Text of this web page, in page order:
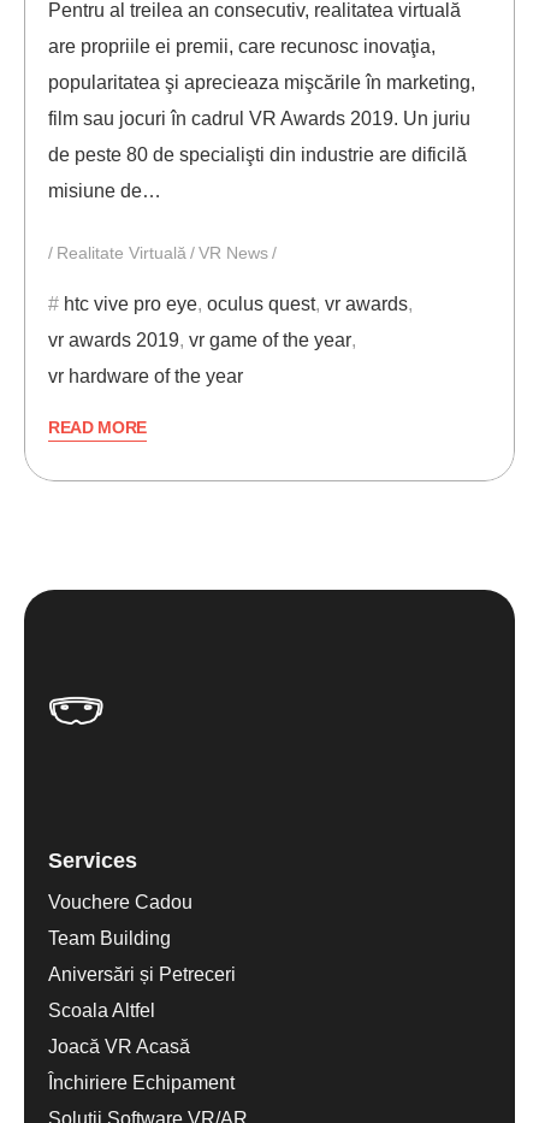
Pentru al treilea an consecutiv, realitatea virtuală
are propriile ei premii, care recunosc inovaţia,
popularitatea şi aprecieaza mişcările în marketing,
film sau jocuri în cadrul VR Awards 2019. Un juriu
de peste 80 de specialişti din industrie are dificilă
misiune de…
Realitate Virtuală VR News
htc vive pro eye, oculus quest, vr awards,
vr awards 2019, vr game of the year,
vr hardware of the year
READ MORE
Services
Vouchere Cadou
Team Building
Aniversări și Petreceri
Scoala Altfel
Joacă VR Acasă
Închiriere Echipament
Soluții Software VR/AR